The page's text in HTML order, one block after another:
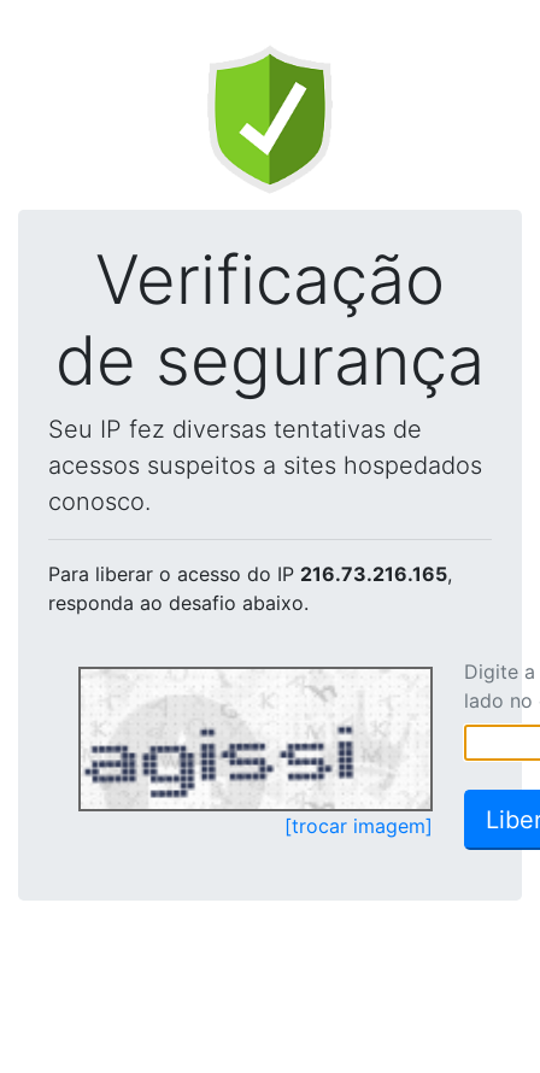
Verificação
de segurança
Seu IP fez diversas tentativas de
acessos suspeitos a sites hospedados
conosco.
Para liberar o acesso do IP 216.73.216.165,
responda ao desafio abaixo.
[trocar imagem]
Digite
lado no